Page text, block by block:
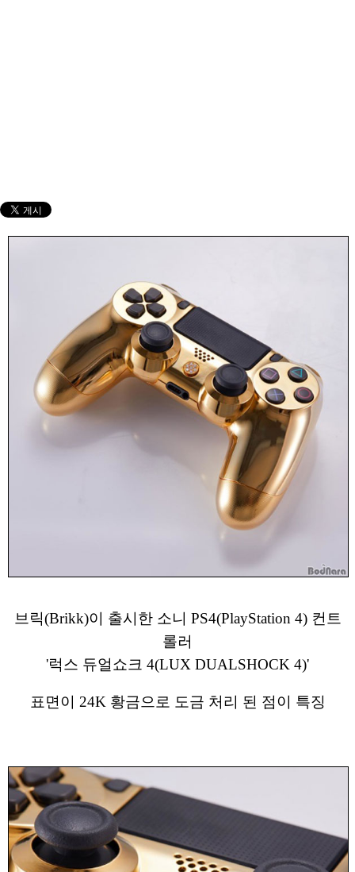
브릭(Brikk)이 출시한 소니 PS4(PlayStation 4) 컨트
롤러
'럭스 듀얼쇼크 4(LUX DUALSHOCK 4)'
표면이 24K 황금으로 도금 처리 된 점이 특징